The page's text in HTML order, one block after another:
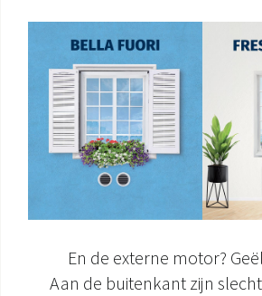
En de externe motor?
Aan de buitenkant zijn